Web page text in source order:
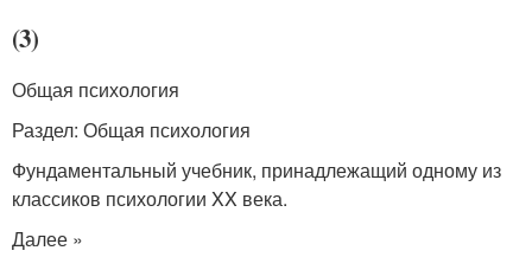
(3)
Общая психология
Раздел: Общая психология
Фундаментальный учебник, принадлежащий одному из
классиков психологии XX века.
Далее »